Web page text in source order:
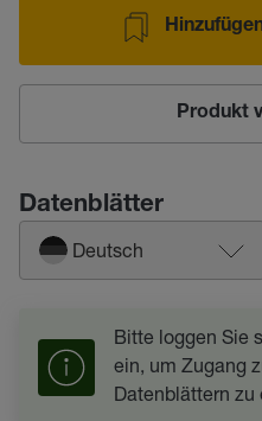
Produkt
Datenblätter
Deutsch
Bitte loggen Sie
ein, um Zugang
Datenblättern zu